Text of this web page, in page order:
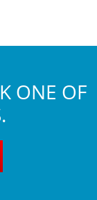
ONE OF